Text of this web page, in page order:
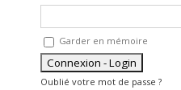
Garder en mémoire
Oublié votre mot de passe ?